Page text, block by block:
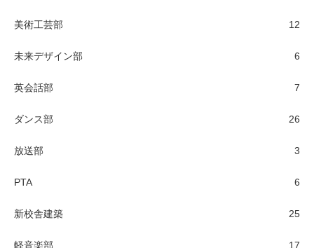
美術工芸部 12
未来デザイン部 6
英会話部 7
ダンス部 26
放送部 3
PTA 6
新校舎建築 25
軽音楽部 17